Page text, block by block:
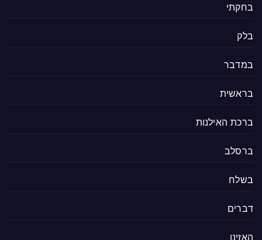
בחקתי
בלק
במדבר
בראשית
ברכת האילנות
ברסלב
בשלח
דברים
האזינו